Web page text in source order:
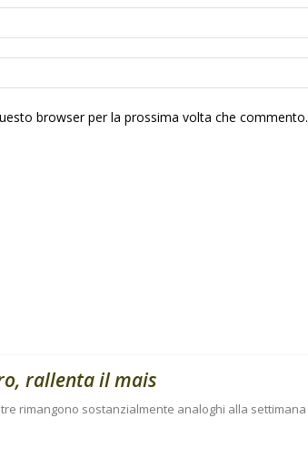
browser per la prossima volta che commento.
rallenta il mais
rimangono sostanzialmente analoghi alla settimana